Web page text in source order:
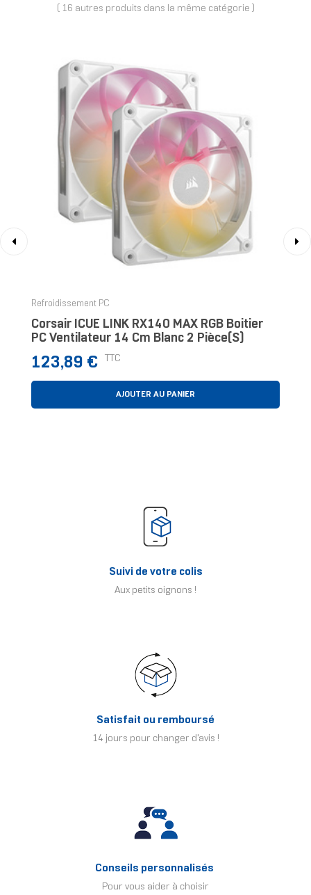
( 16 autres produits dans la même catégorie )
Refroidissement PC
Corsair ICUE LINK RX140 MAX RGB Boitier
PC Ventilateur 14 Cm Blanc 2 Pièce(s)
Prix
123,89 € TTC
AJOUTER AU PANIER
Suivi de votre colis
Aux petits oignons !
Satisfait ou remboursé
14 jours pour changer d'avis !
Conseils personnalisés
Pour vous aider à choisir